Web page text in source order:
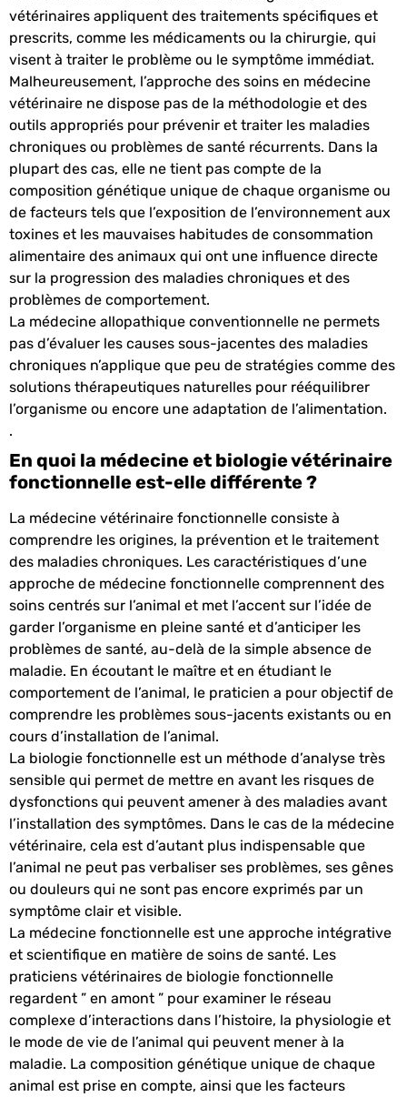
vétérinaires appliquent des traitements spécifiques et
prescrits, comme les médicaments ou la chirurgie, qui
visent à traiter le problème ou le symptôme immédiat.
Malheureusement, l’approche des soins en médecine
vétérinaire ne dispose pas de la méthodologie et des
outils appropriés pour prévenir et traiter les maladies
chroniques ou problèmes de santé récurrents. Dans la
plupart des cas, elle ne tient pas compte de la
composition génétique unique de chaque organisme ou
de facteurs tels que l’exposition de l’environnement aux
toxines et les mauvaises habitudes de consommation
alimentaire des animaux qui ont une influence directe
sur la progression des maladies chroniques et des
problèmes de comportement.
La médecine allopathique conventionnelle ne permets
pas d’évaluer les causes sous-jacentes des maladies
chroniques n’applique que peu de stratégies comme des
solutions thérapeutiques naturelles pour rééquilibrer
l’organisme ou encore une adaptation de l’alimentation.
.
En quoi la médecine et biologie vétérinaire
fonctionnelle est-elle différente ?
La médecine vétérinaire fonctionnelle consiste à
comprendre les origines, la prévention et le traitement
des maladies chroniques. Les caractéristiques d’une
approche de médecine fonctionnelle comprennent des
soins centrés sur l’animal et met l’accent sur l’idée de
garder l’organisme en pleine santé et d’anticiper les
problèmes de santé, au-delà de la simple absence de
maladie. En écoutant le maître et en étudiant le
comportement de l’animal, le praticien a pour objectif de
comprendre les problèmes sous-jacents existants ou en
cours d’installation de l’animal.
La biologie fonctionnelle est un méthode d’analyse très
sensible qui permet de mettre en avant les risques de
dysfonctions qui peuvent amener à des maladies avant
l’installation des symptômes. Dans le cas de la médecine
vétérinaire, cela est d’autant plus indispensable que
l’animal ne peut pas verbaliser ses problèmes, ses gênes
ou douleurs qui ne sont pas encore exprimés par un
symptôme clair et visible.
La médecine fonctionnelle est une approche intégrative
et scientifique en matière de soins de santé. Les
praticiens vétérinaires de biologie fonctionnelle
regardent ” en amont ” pour examiner le réseau
complexe d’interactions dans l’histoire, la physiologie et
le mode de vie de l’animal qui peuvent mener à la
maladie. La composition génétique unique de chaque
animal est prise en compte, ainsi que les facteurs